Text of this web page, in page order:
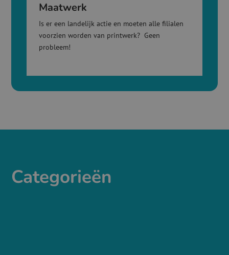
Maatwerk
Is er een landelijk actie en moeten alle filialen
voorzien worden van printwerk? Geen
probleem!
Categorieën